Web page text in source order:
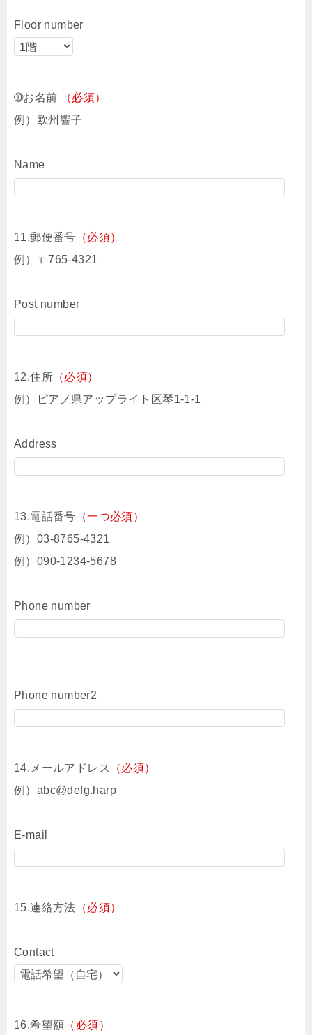
Floor number
➉お名前
（必須）
例）欧州響子
Name
11.郵便番号 （必須）
例）〒765-4321
Post number
12.住所 （必須）
例）ピアノ県アップライト区琴1-1-1
Address
13.電話番号 （一つ必須）
例）03-8765-4321
例）090-1234-5678
Phone number
Phone number2
14.メールアドレス
（必須）
例）abc@defg.harp
E-mail
15.連絡方法 （必須）
Contact
16.希望額 （必須）